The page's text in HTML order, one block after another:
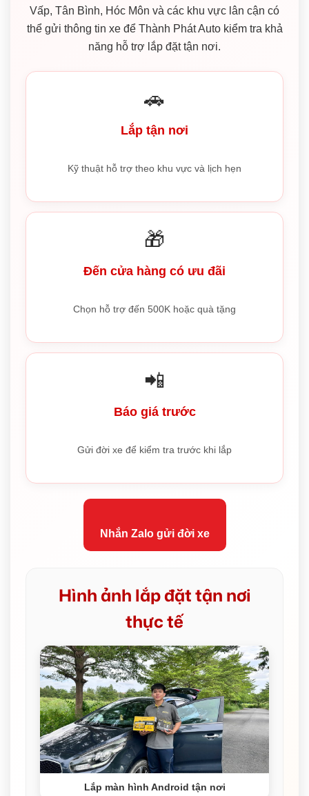
Vấp, Tân Bình, Hóc Môn và các khu vực lân cận có
thể gửi thông tin xe để Thành Phát Auto kiểm tra khả
năng hỗ trợ lắp đặt tận nơi.
🚗
Lắp tận nơi
Kỹ thuật hỗ trợ theo khu vực và lịch hẹn
🎁
Đến cửa hàng có ưu đãi
Chọn hỗ trợ đến 500K hoặc quà tặng
📲
Báo giá trước
Gửi đời xe để kiểm tra trước khi lắp
Nhắn Zalo gửi đời xe
Hình ảnh lắp đặt tận nơi
thực tế
Lắp màn hình Android tận nơi